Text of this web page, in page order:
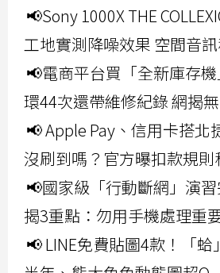
📢Sony 1000X THE
工地實測降噪效果 空間音
📢電商平台買「全新庫存
環44次還帶維修紀錄 網揭
📢 Apple Pay、信用卡搭北
沒刷到嗎？官方曝扣款規則
📢國家級「行動斷網」演
揭3重點：勿用手機處理重
📢 LINE免費貼圖4款！「